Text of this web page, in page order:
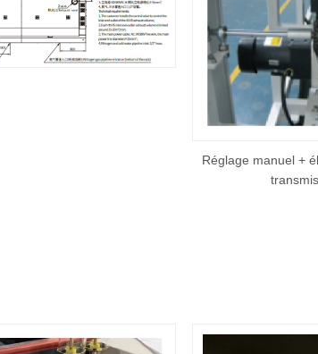
Réglage manuel +